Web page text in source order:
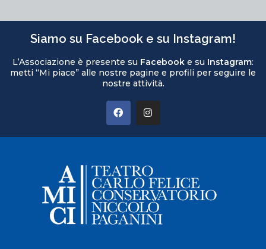
Siamo su Facebook e su Instagram!
L’Associazione è presente su Facebook e su Instagram:
metti “Mi piace” alle nostre pagine e profili per seguire le
nostre attività.